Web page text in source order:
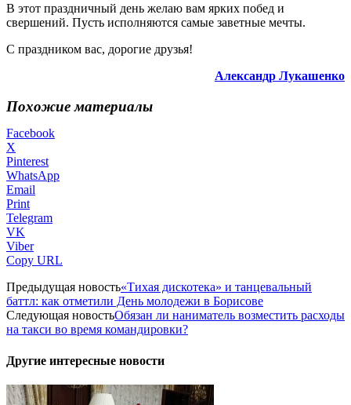
В этот праздничный день желаю вам ярких побед и
свершений. Пусть исполняются самые заветные мечты.
С праздником вас, дорогие друзья!
Александр Лукашенко
Похожие материалы
Facebook
X
Pinterest
WhatsApp
Email
Print
Telegram
VK
Viber
Copy URL
Предыдущая новость«Тихая дискотека» и танцевальный
баттл: как отметили День молодежи в Борисове
Следующая новостьОбязан ли наниматель возместить расходы
на такси во время командировки?
Другие интересные новости